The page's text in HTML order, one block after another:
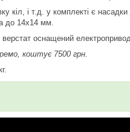
кіл, і т.д. у комплекті є
до 14х14 мм.
оснащений
коштує 7500 грн.